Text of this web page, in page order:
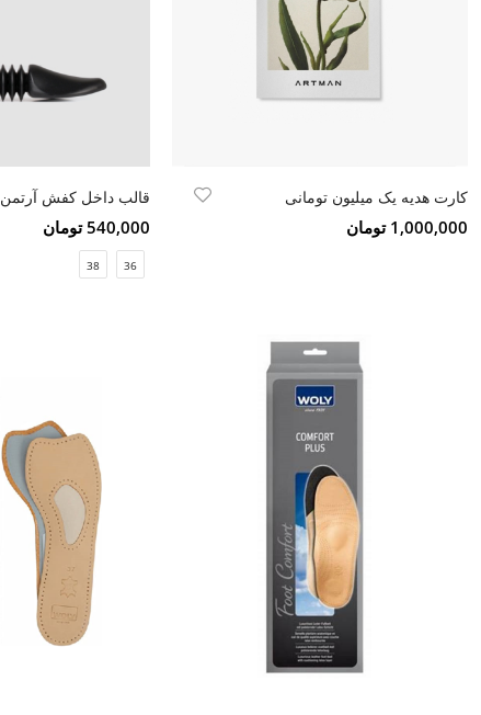
کارت هدیه یک میلیون تومانی
1,000,000 تومان
قالب داخل کفش آرتمن
540,000 تومان
36
38